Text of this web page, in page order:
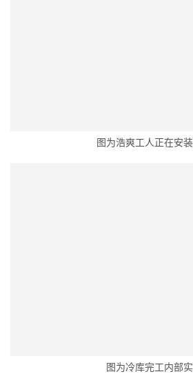
图为浩爽工人正在安
图为冷库完工内部